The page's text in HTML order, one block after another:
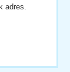
adres.